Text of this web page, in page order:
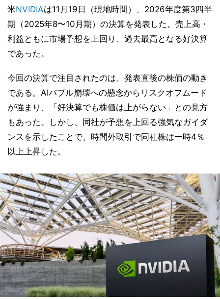
米NVIDIAは11月19日（現地時間）、2026年度第3四半
期（2025年8〜10月期）の決算を発表した。売上高・
利益ともに市場予想を上回り、過去最高となる好決算
であった。
今回の決算で注目されたのは、発表直後の株価の動き
である。AIバブル崩壊への懸念からリスクオフムード
が強まり、「好決算でも株価は上がらない」との見方
もあった。しかし、同社が予想を上回る強気なガイダ
ンスを示したことで、時間外取引で同社株は一時4％
以上上昇した。